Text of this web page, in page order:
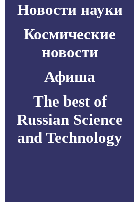
Новости науки
Космические
новости
Афиша
The best of
Russian Science
and Technology